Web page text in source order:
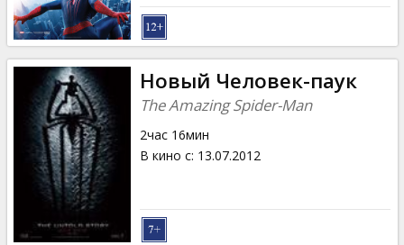
Новый Человек-паук
The Amazing Spider-Man
2час 16мин
В кино с: 13.07.2012